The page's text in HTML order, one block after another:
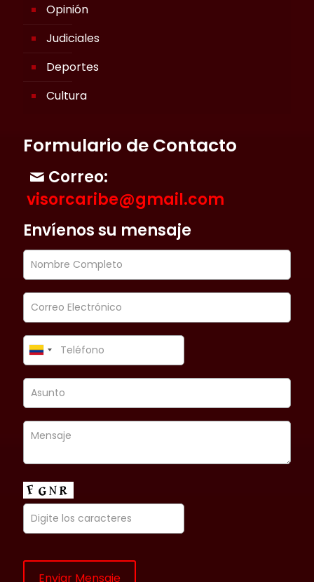
Opinión
Judiciales
Deportes
Cultura
Formulario de Contacto
Correo:
visorcaribe@gmail.com
Envíenos su mensaje